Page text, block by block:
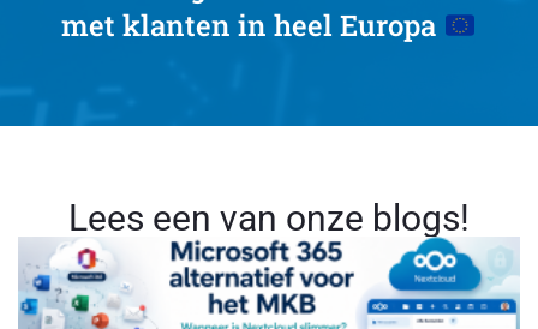
met klanten in heel Europa
Lees een van onze blogs!